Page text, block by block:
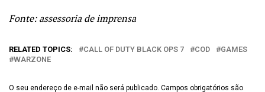
Fonte: assessoria de imprensa
RELATED TOPICS: CALL OF DUTY BLACK OPS 7 COD
GAMES
WARZONE
O seu endereço de e-mail não será publicado. Campos obrigatórios são